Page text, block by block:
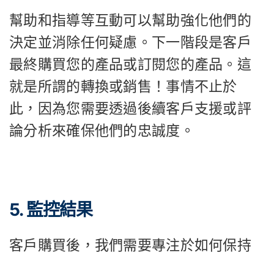
幫助和指導等互動可以幫助強化他們的
決定並消除任何疑慮。下一階段是客戶
最終購買您的產品或訂閱您的產品。這
就是所謂的轉換或銷售！事情不止於
此，因為您需要透過後續客戶支援或評
論分析來確保他們的忠誠度。
5. 監控結果
客戶購買後，我們需要專注於如何保持